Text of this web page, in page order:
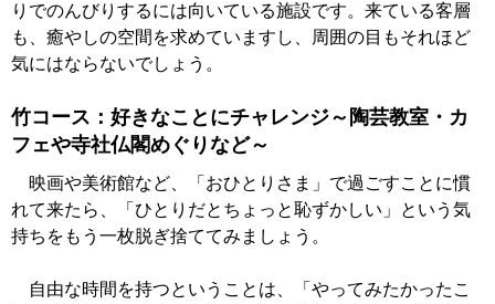
りでのんびりするには向いている施設です。来ている客層
も、癒やしの空間を求めていますし、周囲の目もそれほど
気にはならないでしょう。
竹コース：好きなことにチャレンジ～陶芸教室・カ
フェや寺社仏閣めぐりなど～
映画や美術館など、「おひとりさま」で過ごすことに慣
れて来たら、「ひとりだとちょっと恥ずかしい」という気
持ちをもう一枚脱ぎ捨ててみましょう。
自由な時間を持つということは、「やってみたかったこ